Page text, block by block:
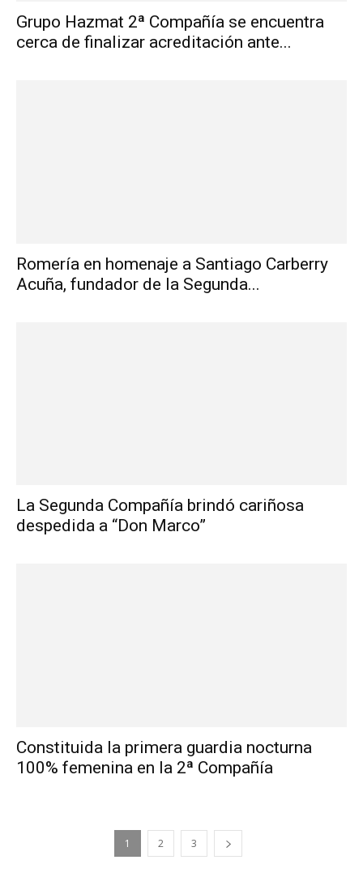
Grupo Hazmat 2ª Compañía se encuentra
cerca de finalizar acreditación ante...
Romería en homenaje a Santiago Carberry
Acuña, fundador de la Segunda...
La Segunda Compañía brindó cariñosa
despedida a “Don Marco”
Constituida la primera guardia nocturna
100% femenina en la 2ª Compañía
1 2 3